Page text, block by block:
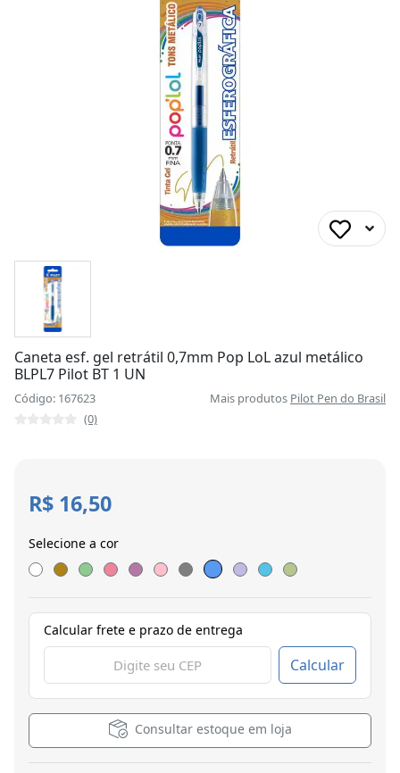
Caneta esf. gel retrátil 0,7mm Pop LoL azul metálico
BLPL7 Pilot BT 1 UN
Código: 167623 Mais produtos Pilot Pen do Brasil
(0)
R$ 16,50
Selecione a cor
Calcular frete e prazo de entrega
Calcular
Consultar estoque em loja